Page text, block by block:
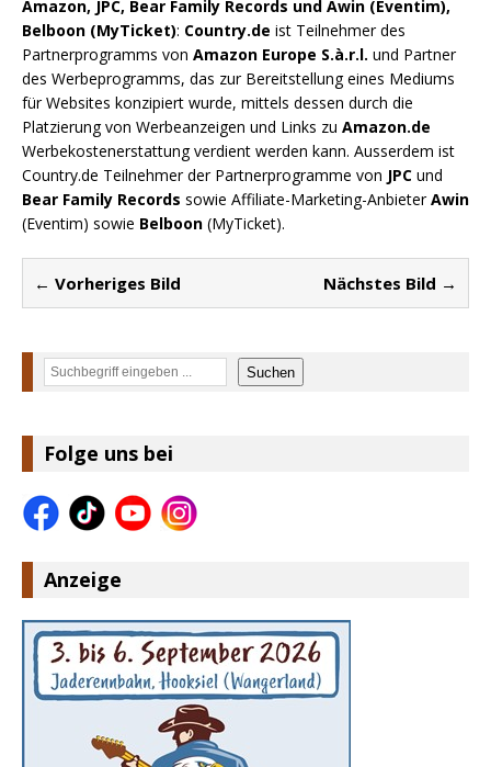
Amazon, JPC, Bear Family Records und Awin (Eventim),
Belboon (MyTicket): Country.de ist Teilnehmer des
Partnerprogramms von Amazon Europe S.à.r.l. und Partner
des Werbeprogramms, das zur Bereitstellung eines Mediums
für Websites konzipiert wurde, mittels dessen durch die
Platzierung von Werbeanzeigen und Links zu Amazon.de
Werbekostenerstattung verdient werden kann. Ausserdem ist
Country.de Teilnehmer der Partnerprogramme von JPC und
Bear Family Records sowie Affiliate-Marketing-AnbieterAwin
(Eventim) sowie Belboon (MyTicket).
← Vorheriges Bild Nächstes Bild →
Suchen Suchen
Folge uns bei
Anzeige